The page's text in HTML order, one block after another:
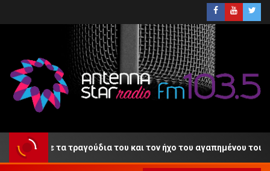
με τα τραγούδια του και τον ήχο του αγαπημένου του